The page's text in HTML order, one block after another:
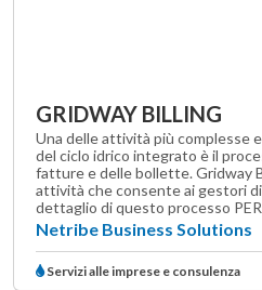
GRIDWAY BILLING
Una delle attività più complesse
del ciclo idrico integrato è il
fatture e delle bollette. Gridway
attività che consente ai gestori
dettaglio di questo processo
Netribe Business Solutions
Servizi alle imprese e consulenza